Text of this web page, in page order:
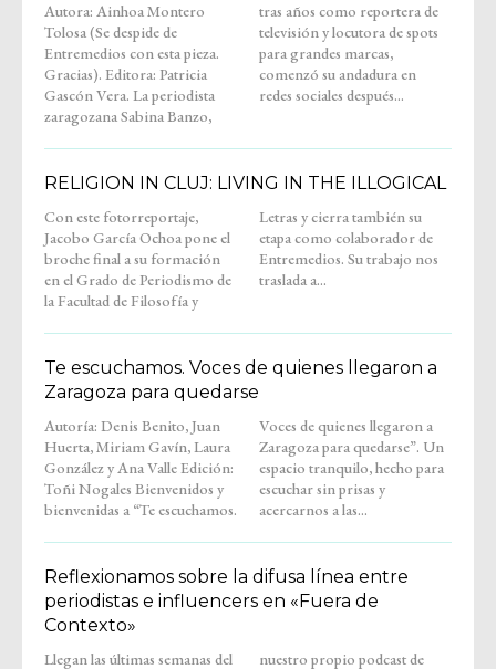
Autora: Ainhoa Montero
Tolosa (Se despide de
Entremedios con esta pieza.
Gracias). Editora: Patricia
Gascón Vera. La periodista
zaragozana Sabina Banzo,
tras años como reportera de
televisión y locutora de spots
para grandes marcas,
comenzó su andadura en
redes sociales después...
RELIGION IN CLUJ: LIVING IN THE ILLOGICAL
Con este fotorreportaje,
Jacobo García Ochoa pone el
broche final a su formación
en el Grado de Periodismo de
la Facultad de Filosofía y
Letras y cierra también su
etapa como colaborador de
Entremedios. Su trabajo nos
traslada a...
Te escuchamos. Voces de quienes llegaron a
Zaragoza para quedarse
Autoría: Denis Benito, Juan
Huerta, Miriam Gavín, Laura
González y Ana Valle Edición:
Toñi Nogales Bienvenidos y
bienvenidas a “Te escuchamos.
Voces de quienes llegaron a
Zaragoza para quedarse”. Un
espacio tranquilo, hecho para
escuchar sin prisas y
acercarnos a las...
Reflexionamos sobre la difusa línea entre
periodistas e influencers en «Fuera de
Contexto»
Llegan las últimas semanas del
nuestro propio podcast de